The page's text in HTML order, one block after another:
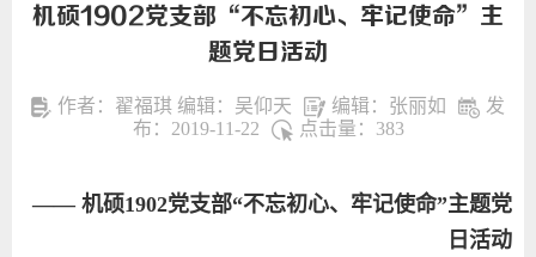
机硕1902党支部“不忘初心、牢记使命”主
题党日活动
作者：翟福琪 编辑：吴仰天 编辑：张丽如
发
布：2019-11-22
点击量： 383
—— 机硕1902党支部“不忘初心、牢记使命”主题党
日活动